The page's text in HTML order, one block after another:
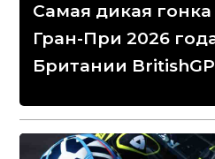
Самая дикая
Гран-При 2026
Британии